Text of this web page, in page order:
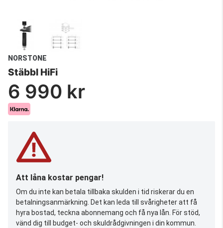
NORSTONE
Stäbbl HiFi
6 990 kr
Att låna kostar pengar!
Om du inte kan betala tillbaka skulden i tid riskerar du en
betalningsanmärkning. Det kan leda till svårigheter att få
hyra bostad, teckna abonnemang och få nya lån. För stöd,
vänd dig till budget- och skuldrådgivningen i din kommun.